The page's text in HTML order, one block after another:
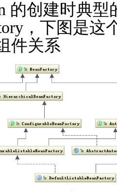
的创建时典型
，下图是
件关系